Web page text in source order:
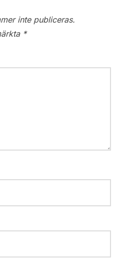
inte publiceras.
*